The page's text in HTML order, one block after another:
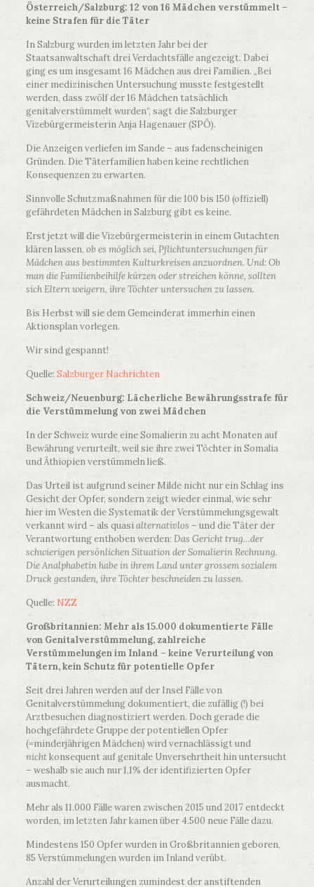
Österreich/Salzburg: 12 von 16 Mädchen verstümmelt –
keine Strafen für die Täter
In Salzburg wurden im letzten Jahr bei der
Staatsanwaltschaft drei Verdachtsfälle angezeigt. Dabei
ging es um insgesamt 16 Mädchen aus drei Familien. „Bei
einer medizinischen Untersuchung musste festgestellt
werden, dass zwölf der 16 Mädchen tatsächlich
genitalverstümmelt wurden“, sagt die Salzburger
Vizebürgermeisterin Anja Hagenauer (SPÖ).
Die Anzeigen verliefen im Sande – aus fadenscheinigen
Gründen. Die Täterfamilien haben keine rechtlichen
Konsequenzen zu erwarten.
Sinnvolle Schutzmaßnahmen für die 100 bis 150 (offiziell)
gefährdeten Mädchen in Salzburg gibt es keine.
Erst jetzt will die Vizebürgermeisterin in einem Gutachten
klären lassen, ob es möglich sei, Pflichtuntersuchungen für
Mädchen aus bestimmten Kulturkreisen anzuordnen. Und: Ob
man die Familienbeihilfe kürzen oder streichen könne, sollten
sich Eltern weigern, ihre Töchter untersuchen zu lassen.
Bis Herbst will sie dem Gemeinderat immerhin einen
Aktionsplan vorlegen.
Wir sind gespannt!
Quelle: Salzburger Nachrichten
Schweiz/Neuenburg: Lächerliche Bewährungsstrafe für
die Verstümmelung von zwei Mädchen
In der Schweiz wurde eine Somalierin zu acht Monaten auf
Bewährung verurteilt, weil sie ihre zwei Töchter in Somalia
und Äthiopien verstümmeln ließ.
Das Urteil ist aufgrund seiner Milde nicht nur ein Schlag ins
Gesicht der Opfer, sondern zeigt wieder einmal, wie sehr
hier im Westen die Systematik der Verstümmelungsgewalt
verkannt wird – als quasialternativlos – und die Täter der
Verantwortung enthoben werden: Das Gericht trug…der
schwierigen persönlichen Situation der Somalierin Rechnung.
Die Analphabetin habe in ihrem Land unter grossem sozialem
Druck gestanden, ihre Töchter beschneiden zu lassen.
Quelle: NZZ
Großbritannien: Mehr als 15.000 dokumentierte Fälle
von Genitalverstümmelung, zahlreiche
Verstümmelungen im Inland – keine Verurteilung von
Tätern, kein Schutz für potentielle Opfer
Seit drei Jahren werden auf der Insel Fälle von
Genitalverstümmelung dokumentiert, die zufällig (!) bei
Arztbesuchen diagnostiziert werden. Doch gerade die
hochgefährdete Gruppe der potentiellen Opfer
(=minderjährigen Mädchen) wird vernachlässigt und
nichtkonsequent auf genitale Unversehrtheit hin untersucht
– weshalb sie auch nur 1,1% der identifizierten Opfer
ausmacht.
Mehr als 11.000 Fälle waren zwischen 2015 und 2017 entdeckt
worden, im letzten Jahr kamen über 4.500 neue Fälle dazu.
Mindestens 150 Opfer wurden in Großbritannien geboren,
85 Verstümmelungen wurden im Inland verübt.
Anzahl der Verurteilungen zumindest der anstiftenden